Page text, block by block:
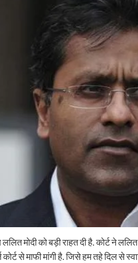
मोदी को बड़ी राहत दी है. कोर्ट ने
कोर्ट से माफी मांगी है. जिसे हम तहे दिल से